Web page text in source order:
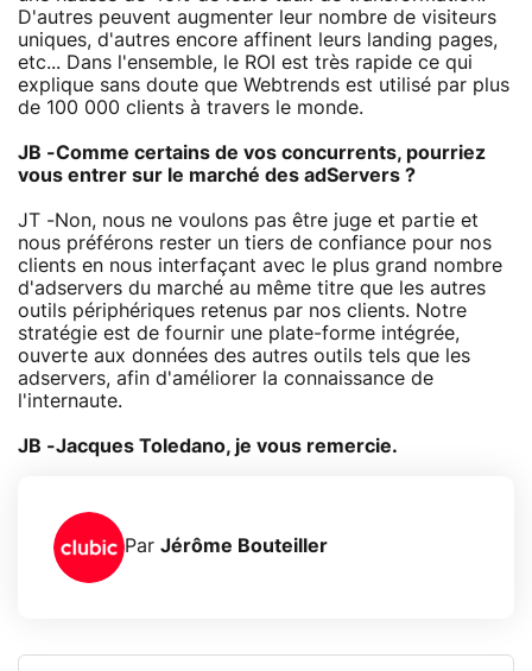
D'autres peuvent augmenter leur nombre de visiteurs
uniques, d'autres encore affinent leurs landing pages,
etc... Dans l'ensemble, le ROI est très rapide ce qui
explique sans doute que Webtrends est utilisé par plus
de 100 000 clients à travers le monde.
JB -Comme certains de vos concurrents, pourriez
vous entrer sur le marché des adServers ?
JT -Non, nous ne voulons pas être juge et partie et
nous préférons rester un tiers de confiance pour nos
clients en nous interfaçant avec le plus grand nombre
d'adservers du marché au même titre que les autres
outils périphériques retenus par nos clients. Notre
stratégie est de fournir une plate-forme intégrée,
ouverte aux données des autres outils tels que les
adservers, afin d'améliorer la connaissance de
l'internaute.
JB -Jacques Toledano, je vous remercie.
Par Jérôme Bouteiller